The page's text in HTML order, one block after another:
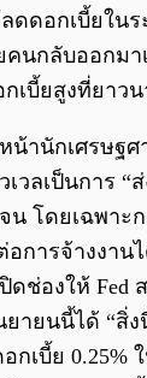
ลดดอกเบี้ยใน
คนกลับออกมา
บี้ยสูงที่ยาวน
านักเศรษฐศ
เวลเป็นการ
น โดยเฉพาะ
อการจ้างงาน
ดช่องให้ Fed
ยายนนี้ได้ “สิ่
กเบี้ย 0.25%